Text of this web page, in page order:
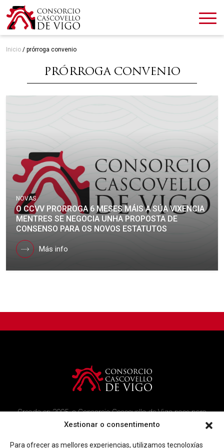
Xestionar o consentimento
Para ofrecer as mellores experiencias, utilizamos tecnoloxías
Inicio / prórroga convenio
PRÓRROGA CONVENIO
NOVAS
O CCVV PRORROGA 6 MESES MÁIS A SÚA VIXENCIA
MENTRES SE NEGOCIA UNHA PROPOSTA DE
CONSENSO PARA OS NOVOS ESTATUTOS
Más info
Creado en 2005, o Consorcio Cascovello de Vigo nace para
atender aos veciños do casco histórico, creando un ambicioso